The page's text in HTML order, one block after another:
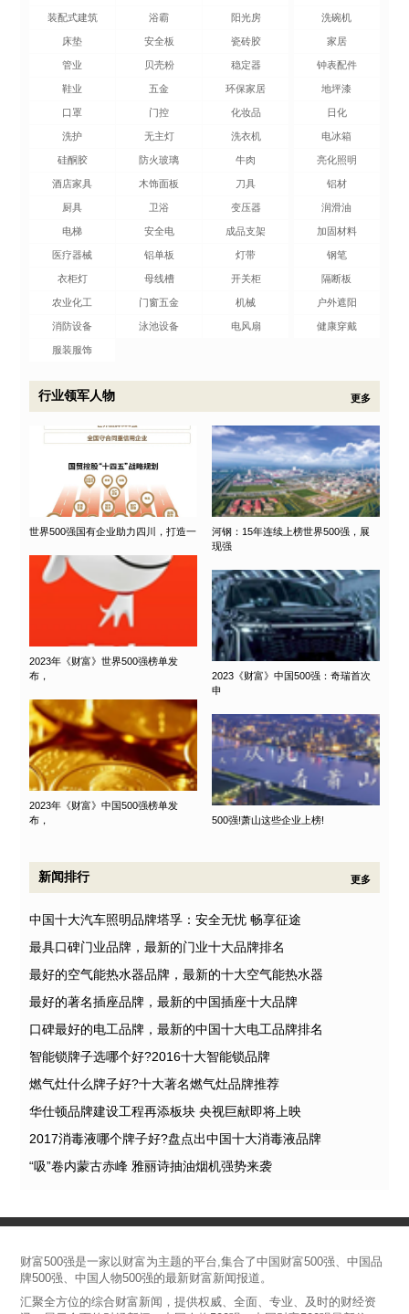
装配式建筑 浴霸 洗碗机
阳光房
床垫 安全板 家居
瓷砖胶
管业 贝壳粉 钟表配件
稳定器
鞋业 五金 地坪漆
环保家居
口罩 门控 日化
化妆品
洗护 无主灯 电冰箱
洗衣机
硅酮胶 防火玻璃 亮化照明
牛肉
酒店家具 木饰面板 铝材
刀具
厨具 卫浴 润滑油
变压器
电梯 安全电 加固材料
成品支架
医疗器械 铝单板 钢笔
灯带
衣柜灯 母线槽 隔断板
开关柜
农业化工 门窗五金 户外遮阳
机械
消防设备 泳池设备 健康穿戴
电风扇
服装服饰
行业领军人物 更多
世界500强国有企业助力四川，打造一
河钢：15年连续上榜世界500强，展
现强
2023年《财富》世界500强榜单发
布，
2023《财富》中国500强：奇瑞首次
申
2023年《财富》中国500强榜单发
布，
500强!萧山这些企业上榜!
新闻排行 更多
中国十大汽车照明品牌塔孚：安全无忧 畅享征途
最具口碑门业品牌，最新的门业十大品牌排名
最好的空气能热水器品牌，最新的十大空气能热水器
最好的著名插座品牌，最新的中国插座十大品牌
口碑最好的电工品牌，最新的中国十大电工品牌排名
智能锁牌子选哪个好?2016十大智能锁品牌
燃气灶什么牌子好?十大著名燃气灶品牌推荐
华仕顿品牌建设工程再添板块 央视巨献即将上映
2017消毒液哪个牌子好?盘点出中国十大消毒液品牌
“吸”卷内蒙古赤峰 雅丽诗抽油烟机强势来袭
财富500强是一家以财富为主题的平台,集合了中国财富500强、中国品
牌500强、中国人物500强的最新财富新闻报道。
汇聚全方位的综合财富新闻，提供权威、全面、专业、及时的财经资